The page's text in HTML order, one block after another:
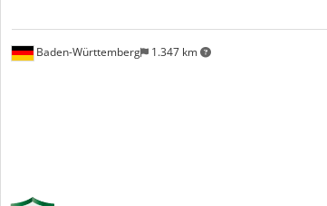
Baden-Württemberg 1.347 km